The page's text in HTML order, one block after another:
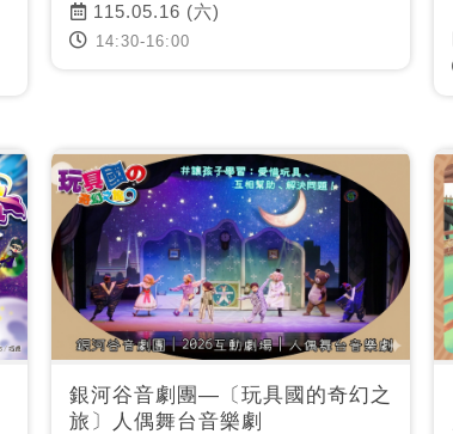
115.05.16 (六)
14:30-16:00
銀河谷音劇團—〔玩具國的奇幻之
旅〕人偶舞台音樂劇